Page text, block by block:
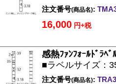
注文番号(商品名):
16,000 円+税
感熱ﾌｧﾝﾌｫｰﾙﾄﾞﾗﾍ
■ラベルサイズ：
注文番号(商品名):